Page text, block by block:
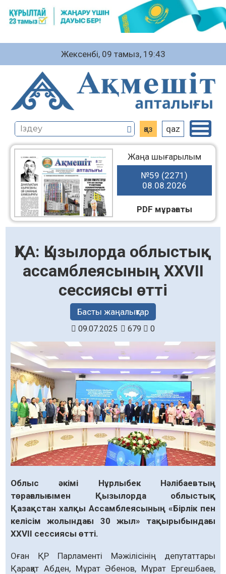
Жексенбі, 09 тамыз, 19:43
қаз qaz
Жаңа шығарылым
№59 (2271)
08.08.2026
PDF мұрағаты
ҚХА: Қызылорда облыстық
ассамблеясының ХХVII
сессиясы өтті
Басты жаңалықтар
09.07.2025 679 0
Облыс әкімі Нұрлыбек Нәлібаевтың
төрағалығымен Қызылорда облыстық
Қазақстан халқы Ассамблеясының «Бірлік пен
келісім жолындағы 30 жыл» тақырыбындағы
ХХVІІ сессиясы өтті.
Оған ҚР Парламенті Мәжілісінің депутаттары
Қарақат Абден, Мұрат Әбенов, Мұрат Ергешбаев,